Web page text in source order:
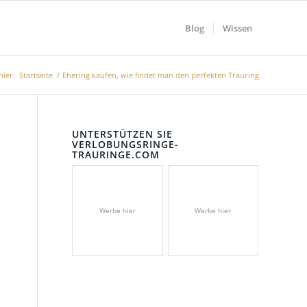
Blog Wissen
Startseite / Ehering kaufen, wie findet man den perfekten Trauring
UNTERSTÜTZEN SIE
VERLOBUNGSRINGE-
TRAURINGE.COM
Werbe hier Werbe hier